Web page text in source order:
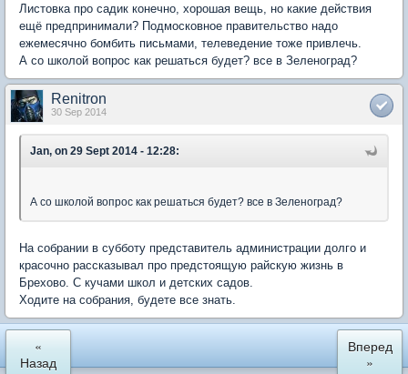
Листовка про садик конечно, хорошая вещь, но какие действия
ещё предпринимали? Подмосковное правительство надо
ежемесячно бомбить письмами, телеведение тоже привлечь.
А со школой вопрос как решаться будет? все в Зеленоград?
Renitron
30 Sep 2014
Jan, on 29 Sept 2014 - 12:28:
А со школой вопрос как решаться будет? все в Зеленоград?
На собрании в субботу представитель администрации долго и
красочно рассказывал про предстоящую райскую жизнь в
Брехово. С кучами школ и детских садов.
Ходите на собрания, будете все знать.
«
Назад
Вперед
»